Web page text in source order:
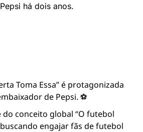
há dois anos.
Toma Essa” é protagonizada
de Pepsi. ⚽️
do conceito global “O futebol
engajar fãs de futebol